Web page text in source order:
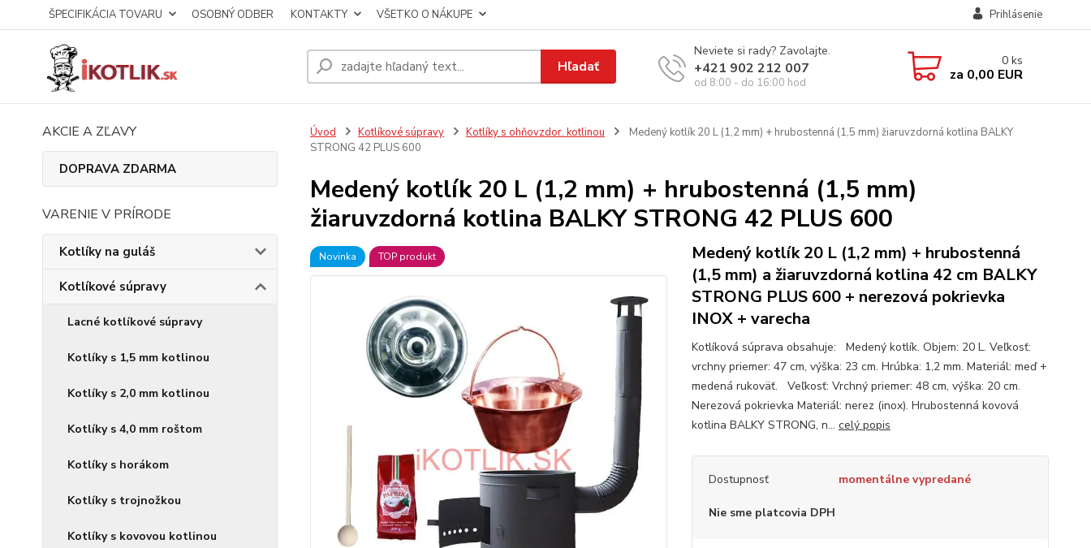
ŠPECIFIKÁCIA TOVARU OSOBNÝ ODBER KONTAKTY VŠETKO O NÁKUPE Prihlásenie
Hľadať
Neviete si rady? Zavolajte.
+421 902 212 007
od 8:00 - do 16:00 hod
0 ks
za 0,00 EUR
AKCIE A ZĽAVY
DOPRAVA ZDARMA
VARENIE V PRÍRODE
Kotlíky na guláš
Kotlíkové súpravy
Lacné kotlíkové súpravy
Kotlíky s 1,5 mm kotlinou
Kotlíky s 2,0 mm kotlinou
Kotlíky s 4,0 mm roštom
Kotlíky s horákom
Kotlíky s trojnožkou
Kotlíky s kovovou kotlinou
Úvod Kotlíkové súpravy Kotlíky s ohňovzdor. kotlinou
Medený kotlík 20 L (1,2 mm) + hrubostenná (1,5 mm) žiaruvzdorná kotlina BALKY
STRONG 42 PLUS 600
Medený kotlík 20 L (1,2 mm) + hrubostenná (1,5 mm)
žiaruvzdorná kotlina BALKY STRONG 42 PLUS 600
Novinka TOP produkt
Medený kotlík 20 L (1,2 mm) + hrubostenná
(1,5 mm) a žiaruvzdorná kotlina 42 cm BALKY
STRONG PLUS 600 + nerezová pokrievka
INOX + varecha
Kotlíková súprava obsahuje: Medený kotlík. Objem: 20 L. Veľkosť:
vrchny priemer: 47 cm, výška: 23 cm. Hrúbka: 1,2 mm. Materiál: meď +
medená rukoväť. Veľkosť: Vrchný priemer: 48 cm, výška: 20 cm.
Nerezová pokrievka Materiál: nerez (inox). Hrubostenná kovová
kotlina BALKY STRONG, n... celý popis
Dostupnosť momentálne vypredané
Nie sme platcovia DPH